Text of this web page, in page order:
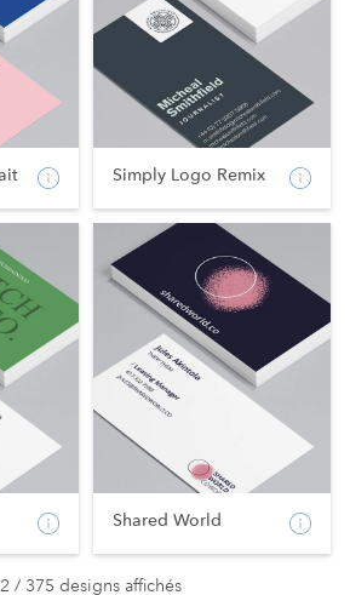
Simply Logo Remix
Shared World
/ 375 designs affichés